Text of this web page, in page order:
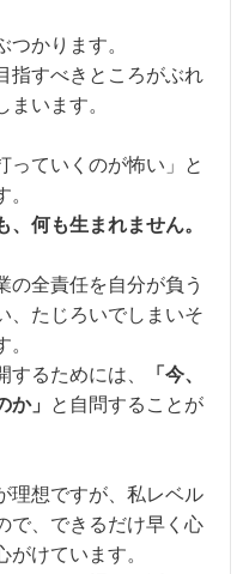
かります。
指すべきところがぶれ
います。
っていくのが怖い」と
、何も生まれません。
の全責任を自分が負う
、たじろいでしまいそ
るためには、
「今、
」
と自問することが
理想ですが、私レベル
で、できるだけ早く心
けています。